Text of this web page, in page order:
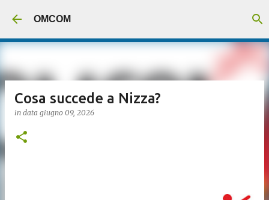
OMCOM
Cosa succede a Nizza?
in data giugno 09, 2026